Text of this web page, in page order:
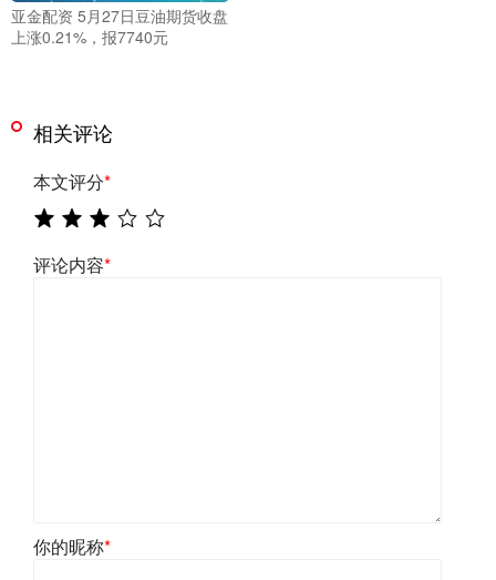
亚金配资 5月27日豆油期货收盘
上涨0.21%，报7740元
相关评论
本文评分*
评论内容*
你的昵称*